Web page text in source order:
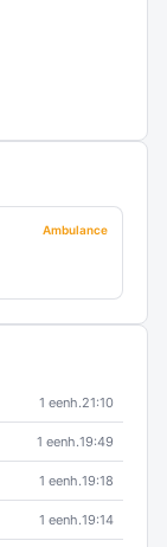
Ambulance
1 eenh.21:10
1 eenh.19:49
1 eenh.19:18
1 eenh.19:14